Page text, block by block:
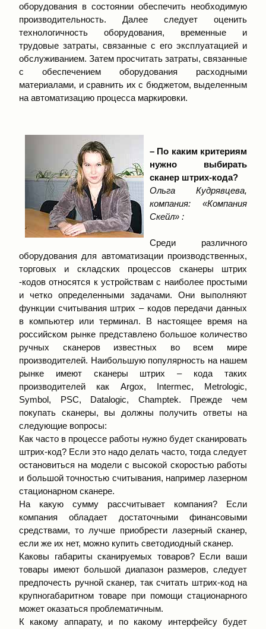
оборудования в состоянии обеспечить необходимую
производительность. Далее следует оценить
технологичность оборудования, временные и
трудовые затраты, связанные с его эксплуатацией и
обслуживанием. Затем просчитать затраты, связанные
с обеспечением оборудования расходными
материалами, и сравнить их с бюджетом, выделенным
на автоматизацию процесса маркировки.
– По каким критериям
нужно выбирать
сканер штрих-кода?
Ольга Кудрявцева,
компания: «Компания
Скейл» :
Среди различного
оборудования для автоматизации производственных,
торговых и складских процессов сканеры штрих
-кодов относятся к устройствам с наиболее простыми
и четко определенными задачами. Они выполняют
функции считывания штрих – кодов передачи данных
в компьютер или терминал. В настоящее время на
российском рынке представлено большое количество
ручных сканеров известных во всем мире
производителей. Наибольшую популярность на нашем
рынке имеют сканеры штрих – кода таких
производителей как Argox, Intermec, Metrologic,
Symbol, PSC, Datalogic, Champtek. Прежде чем
покупать сканеры, вы должны получить ответы на
следующие вопросы:
Как часто в процессе работы нужно будет сканировать
штрих-код? Если это надо делать часто, тогда следует
остановиться на модели с высокой скоростью работы
и большой точностью считывания, например лазерном
стационарном сканере.
На какую сумму рассчитывает компания? Если
компания обладает достаточными финансовыми
средствами, то лучше приобрести лазерный сканер,
если же их нет, можно купить светодиодный сканер.
Каковы габариты сканируемых товаров? Если ваши
товары имеют большой диапазон размеров, следует
предпочесть ручной сканер, так считать штрих-код на
крупногабаритном товаре при помощи стационарного
может оказаться проблематичным.
К какому аппарату, и по какому интерфейсу будет